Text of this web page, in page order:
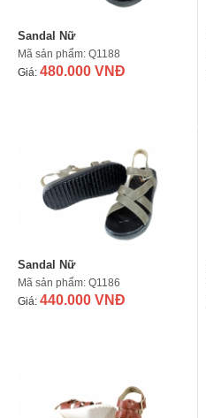
Sandal Nữ
Mã sản phẩm: Q1188
Giá: 480.000 VNĐ
Sandal Nữ
Mã sản phẩm: Q1186
Giá: 440.000 VNĐ